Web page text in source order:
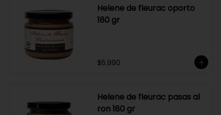
Helene de fleurac oporto
180 gr
$6.990
Helene de fleurac pasas al
ron 180 gr